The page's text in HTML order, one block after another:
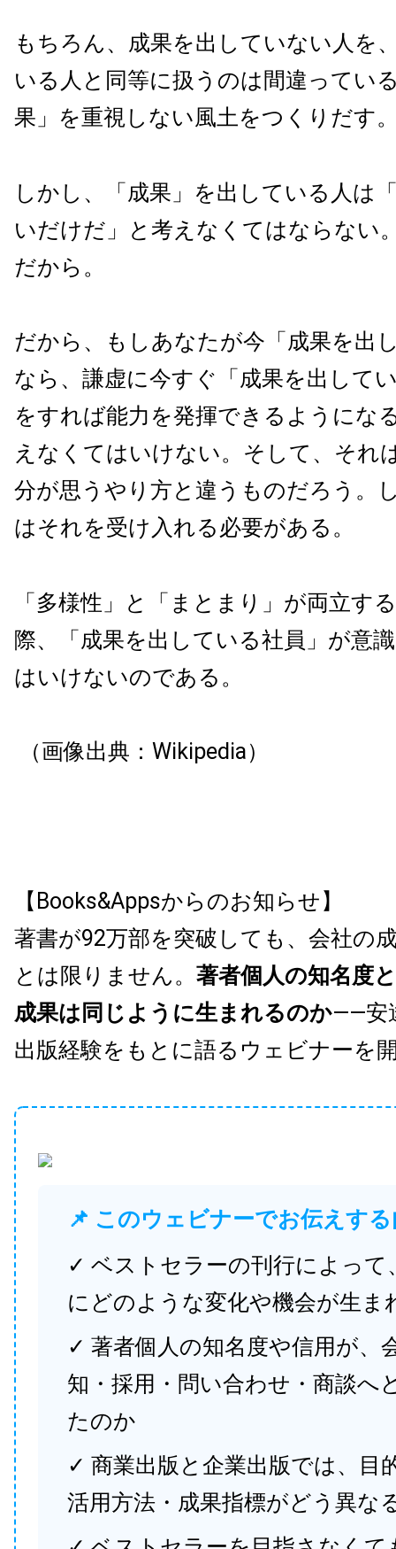
もちろん、成果を出していない人を
いる人と同等に扱うのは間違ってい
果」を重視しない風土をつくりだす
しかし、「成果」を出している人は
いだけだ」と考えなくてはならない
だから。
だから、もしあなたが今「成果を出
なら、謙虚に今すぐ「成果を出して
をすれば能力を発揮できるようにな
えなくてはいけない。そして、それ
分が思うやり方と違うものだろう。
はそれを受け入れる必要がある。
「多様性」と「まとまり」が両立す
際、「成果を出している社員」が意
はいけないのである。
（画像出典：Wikipedia）
【Books&Appsからのお知らせ】
著書が92万部を突破しても、会社の
とは限りません。 著者個人の知名度
成果は同じように生まれるのか——安
出版経験をもとに語るウェビナーを
📌 このウェビナーでお伝えす
✓ ベストセラーの刊行によって
にどのような変化や機会が生ま
✓ 著者個人の知名度や信用が、
知・採用・問い合わせ・商談へ
たのか
✓ 商業出版と企業出版では、目
活用方法・成果指標がどう異な